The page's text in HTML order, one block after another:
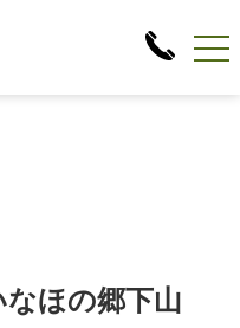
なほの郷下山